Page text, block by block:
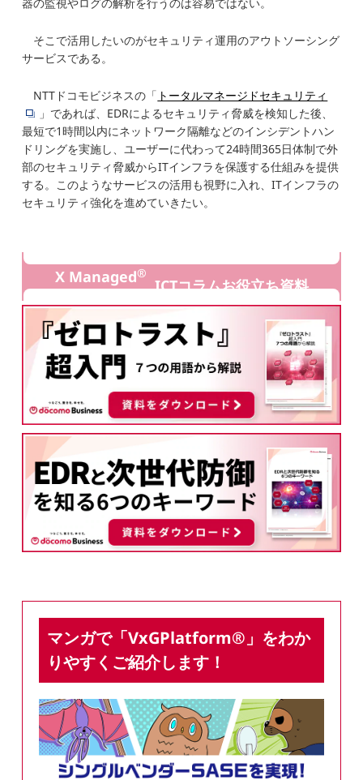
器の監視やログの解析を行うのは容易ではない。
そこで活用したいのがセキュリティ運用のアウトソーシング
サービスである。
NTTドコモビジネスの「 トータルマネージドセキュリティ
」であれば、EDRによるセキュリティ脅威を検知した後、
最短で1時間以内にネットワーク隔離などのインシデントハン
ドリングを実施し、ユーザーに代わって24時間365日体制で外
部のセキュリティ脅威からITインフラを保護する仕組みを提供
する。このようなサービスの活用も視野に入れ、ITインフラの
セキュリティ強化を進めていきたい。
X Managed®
ICTコラムお役立ち資料
マンガで「VxGPlatform®」をわか
りやすくご紹介します！